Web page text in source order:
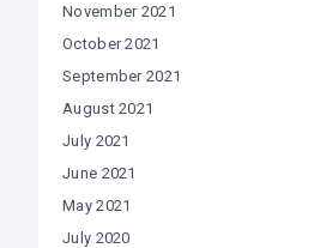
November 2021
October 2021
September 2021
August 2021
July 2021
June 2021
May 2021
July 2020